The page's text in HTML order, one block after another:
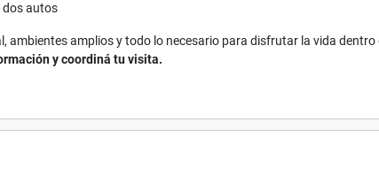
dos autos
ambientes amplios y todo lo necesario para disfrutar la vida
y coordiná tu visita.